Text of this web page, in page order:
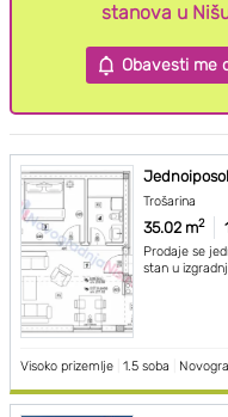
stanova u
Obavesti me
Trošarina
35.02 m2
Prodaje se
stan u
Visoko prizemlje 1.5 soba